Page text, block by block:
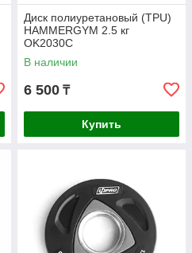
Диск полиуретановый (TPU)
HAMMERGYM 2.5 кг
OK2030C
В наличии
6 500 ₸
Купить